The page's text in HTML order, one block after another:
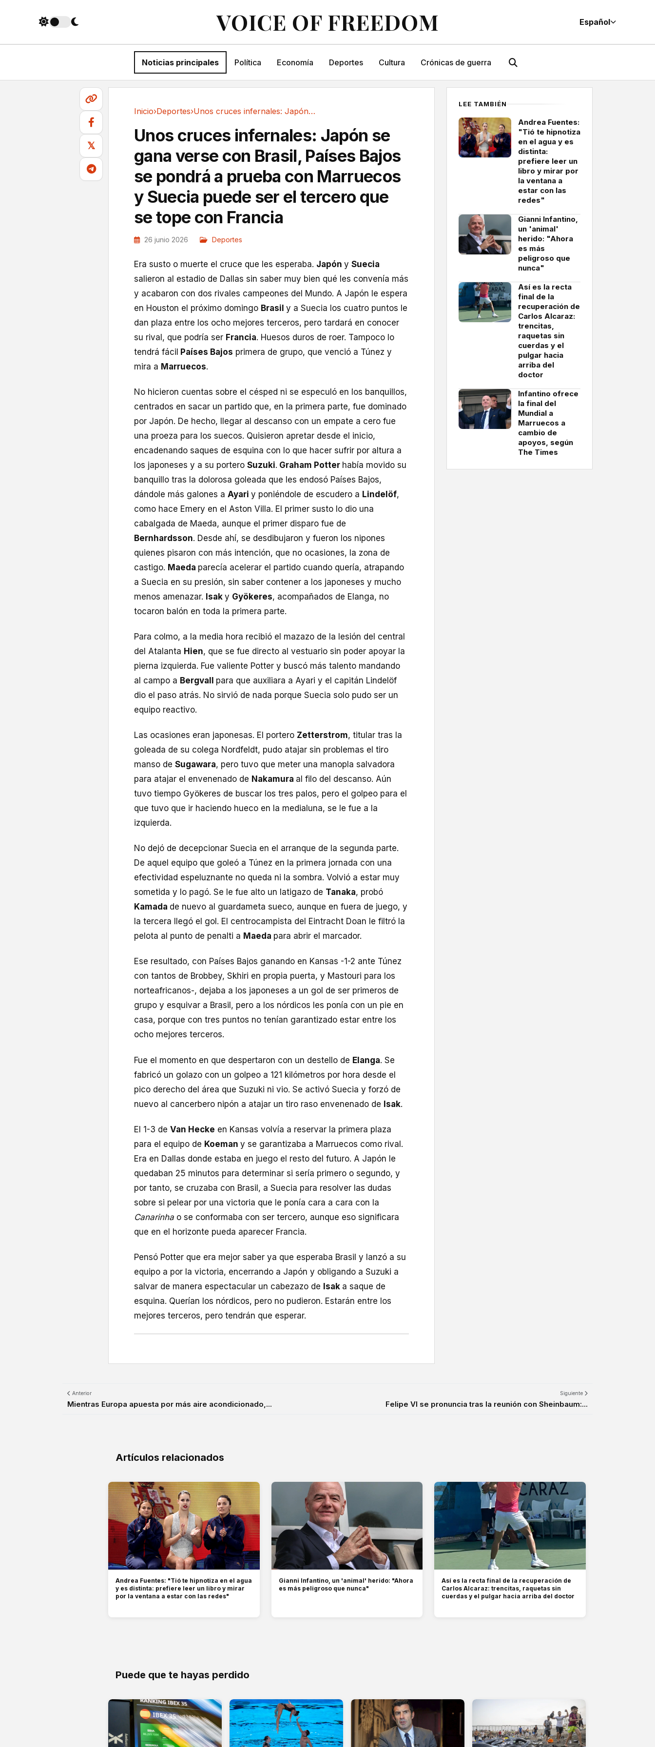
VOICE OF FREEDOM Español
Noticias principales Política Economía Deportes Cultura Crónicas de guerra
𝕏
Inicio›Deportes› Unos cruces infernales: Japón se gana verse...
Unos cruces infernales: Japón se
gana verse con Brasil, Países Bajos
se pondrá a prueba con Marruecos
y Suecia puede ser el tercero que
se tope con Francia
26 junio 2026 Deportes
Era susto o muerte el cruce que les esperaba. Japón y Suecia
salieron al estadio de Dallas sin saber muy bien qué les convenía más
y acabaron con dos rivales campeones del Mundo. A Japón le espera
en Houston el próximo domingo Brasil y a Suecia los cuatro puntos le
dan plaza entre los ocho mejores terceros, pero tardará en conocer
su rival, que podría ser Francia. Huesos duros de roer. Tampoco lo
tendrá fácil Países Bajos primera de grupo, que venció a Túnez y
mira a Marruecos.
No hicieron cuentas sobre el césped ni se especuló en los banquillos,
centrados en sacar un partido que, en la primera parte, fue dominado
por Japón. De hecho, llegar al descanso con un empate a cero fue
una proeza para los suecos. Quisieron apretar desde el inicio,
encadenando saques de esquina con lo que hacer sufrir por altura a
los japoneses y a su portero Suzuki. Graham Potter había movido su
banquillo tras la dolorosa goleada que les endosó Países Bajos,
dándole más galones a Ayari y poniéndole de escudero a Lindelöf,
como hace Emery en el Aston Villa. El primer susto lo dio una
cabalgada de Maeda, aunque el primer disparo fue de
Bernhardsson. Desde ahí, se desdibujaron y fueron los nipones
quienes pisaron con más intención, que no ocasiones, la zona de
castigo. Maeda parecía acelerar el partido cuando quería, atrapando
a Suecia en su presión, sin saber contener a los japoneses y mucho
menos amenazar. Isak y Gyökeres, acompañados de Elanga, no
tocaron balón en toda la primera parte.
Para colmo, a la media hora recibió el mazazo de la lesión del central
del Atalanta Hien, que se fue directo al vestuario sin poder apoyar la
pierna izquierda. Fue valiente Potter y buscó más talento mandando
al campo a Bergvall para que auxiliara a Ayari y el capitán Lindelöf
dio el paso atrás. No sirvió de nada porque Suecia solo pudo ser un
equipo reactivo.
Las ocasiones eran japonesas. El portero Zetterstrom, titular tras la
goleada de su colega Nordfeldt, pudo atajar sin problemas el tiro
manso de Sugawara, pero tuvo que meter una manopla salvadora
para atajar el envenenado de Nakamura al filo del descanso. Aún
tuvo tiempo Gyökeres de buscar los tres palos, pero el golpeo para el
que tuvo que ir haciendo hueco en la medialuna, se le fue a la
izquierda.
No dejó de decepcionar Suecia en el arranque de la segunda parte.
De aquel equipo que goleó a Túnez en la primera jornada con una
efectividad espeluznante no queda ni la sombra. Volvió a estar muy
sometida y lo pagó. Se le fue alto un latigazo de Tanaka, probó
Kamada de nuevo al guardameta sueco, aunque en fuera de juego, y
la tercera llegó el gol. El centrocampista del Eintracht Doan le filtró la
pelota al punto de penalti a Maeda para abrir el marcador.
Ese resultado, con Países Bajos ganando en Kansas -1-2 ante Túnez
con tantos de Brobbey, Skhiri en propia puerta, y Mastouri para los
norteafricanos-, dejaba a los japoneses a un gol de ser primeros de
grupo y esquivar a Brasil, pero a los nórdicos les ponía con un pie en
casa, porque con tres puntos no tenían garantizado estar entre los
ocho mejores terceros.
Fue el momento en que despertaron con un destello de Elanga. Se
fabricó un golazo con un golpeo a 121 kilómetros por hora desde el
pico derecho del área que Suzuki ni vio. Se activó Suecia y forzó de
nuevo al cancerbero nipón a atajar un tiro raso envenenado de Isak.
El 1-3 de Van Hecke en Kansas volvía a reservar la primera plaza
para el equipo de Koeman y se garantizaba a Marruecos como rival.
Era en Dallas donde estaba en juego el resto del futuro. A Japón le
quedaban 25 minutos para determinar si sería primero o segundo, y
por tanto, se cruzaba con Brasil, a Suecia para resolver las dudas
sobre si pelear por una victoria que le ponía cara a cara con la
Canarinha o se conformaba con ser tercero, aunque eso significara
que en el horizonte pueda aparecer Francia.
Pensó Potter que era mejor saber ya que esperaba Brasil y lanzó a su
equipo a por la victoria, encerrando a Japón y obligando a Suzuki a
salvar de manera espectacular un cabezazo de Isak a saque de
esquina. Querían los nórdicos, pero no pudieron. Estarán entre los
mejores terceros, pero tendrán que esperar.
LEE TAMBIÉN
Andrea Fuentes:
"Tió te hipnotiza
en el agua y es
distinta:
prefiere leer un
libro y mirar por
la ventana a
estar con las
redes"
Gianni Infantino,
un 'animal'
herido: "Ahora
es más
peligroso que
nunca"
Así es la recta
final de la
recuperación de
Carlos Alcaraz:
trencitas,
raquetas sin
cuerdas y el
pulgar hacia
arriba del
doctor
Infantino ofrece
la final del
Mundial a
Marruecos a
cambio de
apoyos, según
The Times
Anterior
Mientras Europa apuesta por más aire acondicionado,...
Siguiente
Felipe VI se pronuncia tras la reunión con Sheinbaum:...
Artículos relacionados
Andrea Fuentes: "Tió te hipnotiza en el agua
y es distinta: prefiere leer un libro y mirar
por la ventana a estar con las redes"
Gianni Infantino, un 'animal' herido: "Ahora
es más peligroso que nunca"
Así es la recta final de la recuperación de
Carlos Alcaraz: trencitas, raquetas sin
cuerdas y el pulgar hacia arriba del doctor
Puede que te hayas perdido